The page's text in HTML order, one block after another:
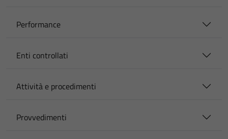
Performance
Enti controllati
Attività e procedimenti
Provvedimenti